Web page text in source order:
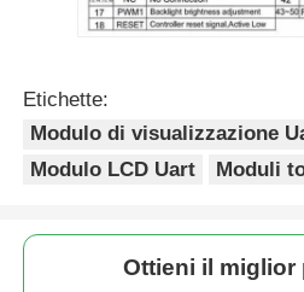
Etichette:
Modulo di visualizzazione
Modulo LCD Uart
Moduli
Ottieni il miglior